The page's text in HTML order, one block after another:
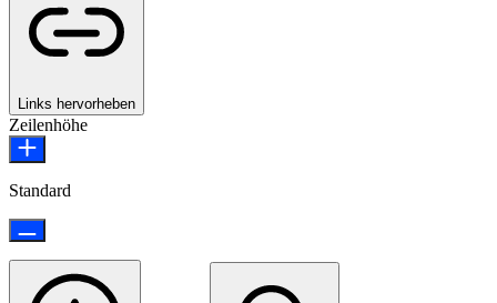
Links hervorheben
Zeilenhöhe
Standard